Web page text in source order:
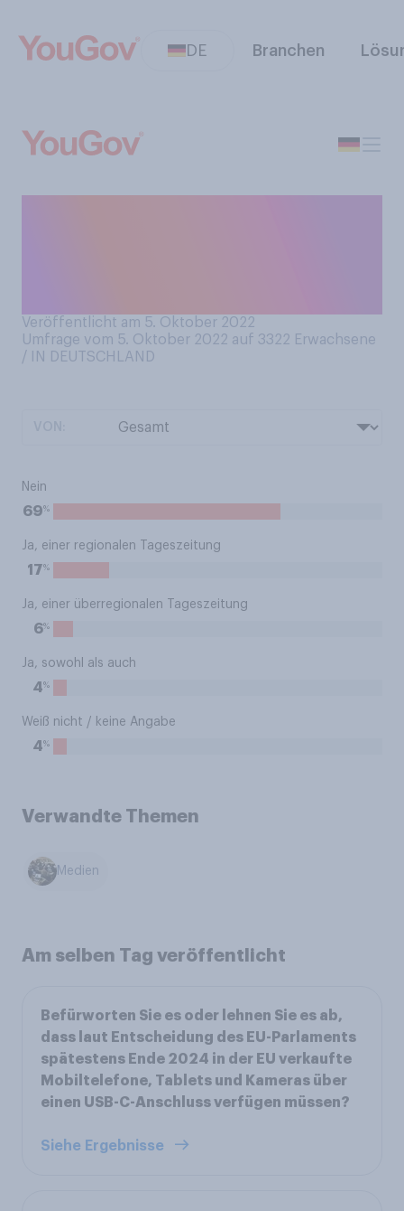
DE Branchen
Veröffentlicht am 5. Oktober 2022
Umfrage vom 5. Oktober 2022 auf 3322 Erwachsene
/ IN DEUTSCHLAND
Nein
69%
Ja, einer regionalen Tageszeitung
17%
Ja, einer überregionalen Tageszeitung
6%
Ja, sowohl als auch
4%
Weiß nicht / keine Angabe
4%
Verwandte Themen
Medien
Am selben Tag veröffentlicht
Befürworten Sie es oder lehnen Sie es ab,
dass laut Entscheidung des EU-Parlaments
spätestens Ende 2024 in der EU verkaufte
Mobiltelefone, Tablets und Kameras über
einen USB-C-Anschluss verfügen müssen?
Siehe Ergebnisse